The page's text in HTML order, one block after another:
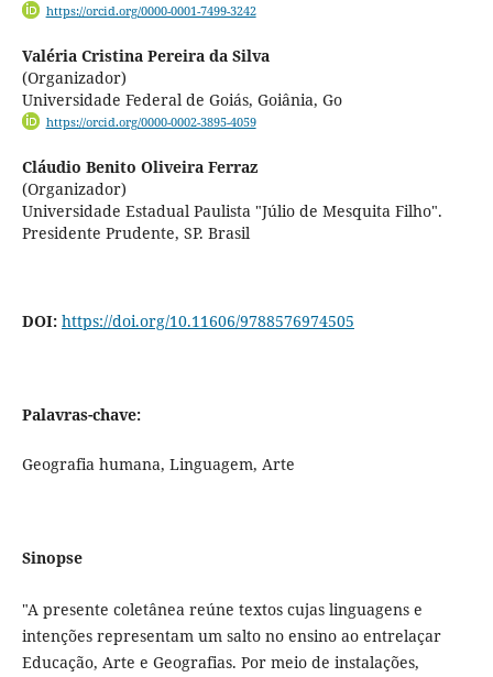
https://orcid.org/0000-0001-7499-3242
Valéria Cristina Pereira da Silva
(Organizador)
Universidade Federal de Goiás, Goiânia, Go
https://orcid.org/0000-0002-3895-4059
Cláudio Benito Oliveira Ferraz
(Organizador)
Universidade Estadual Paulista "Júlio de Mesquita Filho".
Presidente Prudente, SP. Brasil
DOI: https://doi.org/10.11606/9788576974505
Palavras-chave:
Geografia humana, Linguagem, Arte
Sinopse
"A presente coletânea reúne textos cujas linguagens e
intenções representam um salto no ensino ao entrelaçar
Educação, Arte e Geografias. Por meio de instalações,